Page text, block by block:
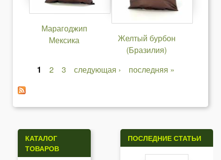
Марагоджип
Мексика
Желтый бурбон
(Бразилия)
С
а
н
1 2 3 следующая › последняя »
КАТАЛОГ
ТОВАРОВ
ПОСЛЕДНИЕ СТАТЬИ